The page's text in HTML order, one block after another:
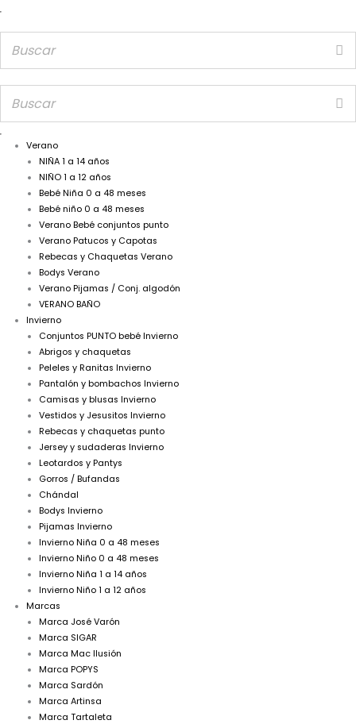
Verano
NIÑA 1 a 14 años
NIÑO 1 a 12 años
Bebé Niña 0 a 48 meses
Bebé niño 0 a 48 meses
Verano Bebé conjuntos punto
Verano Patucos y Capotas
Rebecas y Chaquetas Verano
Bodys Verano
Verano Pijamas / Conj. algodón
VERANO BAÑO
Invierno
Conjuntos PUNTO bebé Invierno
Abrigos y chaquetas
Peleles y Ranitas Invierno
Pantalón y bombachos Invierno
Camisas y blusas Invierno
Vestidos y Jesusitos Invierno
Rebecas y chaquetas punto
Jersey y sudaderas Invierno
Leotardos y Pantys
Gorros / Bufandas
Chándal
Bodys Invierno
Pijamas Invierno
Invierno Niña 0 a 48 meses
Invierno Niño 0 a 48 meses
Invierno Niña 1 a 14 años
Invierno Niño 1 a 12 años
Marcas
Marca José Varón
Marca SIGAR
Marca Mac Ilusión
Marca POPYS
Marca Sardón
Marca Artinsa
Marca Tartaleta